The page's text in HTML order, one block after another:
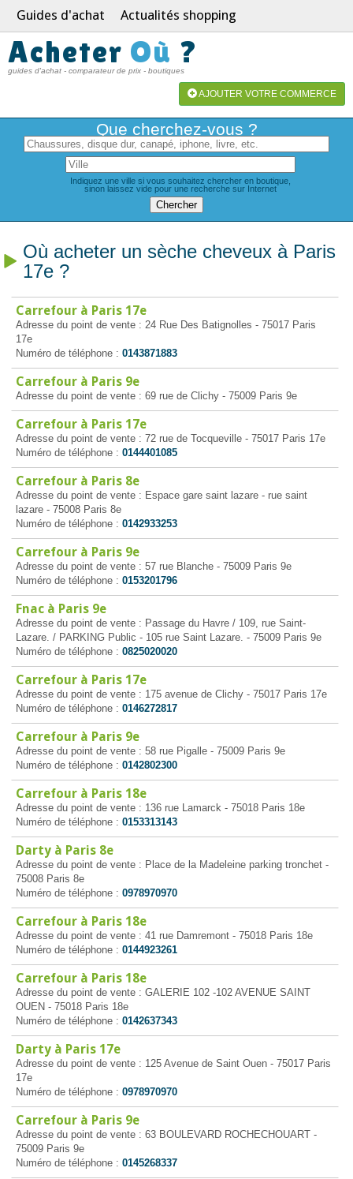
Guides d'achat Actualités shopping
Acheter Où ?
guides d'achat - comparateur de prix - boutiques
AJOUTER VOTRE COMMERCE
Que cherchez-vous ?
Indiquez une ville si vous souhaitez chercher en boutique,
sinon laissez vide pour une recherche sur Internet
Où acheter un sèche cheveux à Paris
17e ?
Carrefour à Paris 17e
Adresse du point de vente : 24 Rue Des Batignolles - 75017 Paris
17e
Numéro de téléphone : 0143871883
Carrefour à Paris 9e
Adresse du point de vente : 69 rue de Clichy - 75009 Paris 9e
Carrefour à Paris 17e
Adresse du point de vente : 72 rue de Tocqueville - 75017 Paris 17e
Numéro de téléphone : 0144401085
Carrefour à Paris 8e
Adresse du point de vente : Espace gare saint lazare - rue saint
lazare - 75008 Paris 8e
Numéro de téléphone : 0142933253
Carrefour à Paris 9e
Adresse du point de vente : 57 rue Blanche - 75009 Paris 9e
Numéro de téléphone : 0153201796
Fnac à Paris 9e
Adresse du point de vente : Passage du Havre / 109, rue Saint-
Lazare. / PARKING Public - 105 rue Saint Lazare. - 75009 Paris 9e
Numéro de téléphone : 0825020020
Carrefour à Paris 17e
Adresse du point de vente : 175 avenue de Clichy - 75017 Paris 17e
Numéro de téléphone : 0146272817
Carrefour à Paris 9e
Adresse du point de vente : 58 rue Pigalle - 75009 Paris 9e
Numéro de téléphone : 0142802300
Carrefour à Paris 18e
Adresse du point de vente : 136 rue Lamarck - 75018 Paris 18e
Numéro de téléphone : 0153313143
Darty à Paris 8e
Adresse du point de vente : Place de la Madeleine parking tronchet -
75008 Paris 8e
Numéro de téléphone : 0978970970
Carrefour à Paris 18e
Adresse du point de vente : 41 rue Damremont - 75018 Paris 18e
Numéro de téléphone : 0144923261
Carrefour à Paris 18e
Adresse du point de vente : GALERIE 102 -102 AVENUE SAINT
OUEN - 75018 Paris 18e
Numéro de téléphone : 0142637343
Darty à Paris 17e
Adresse du point de vente : 125 Avenue de Saint Ouen - 75017 Paris
17e
Numéro de téléphone : 0978970970
Carrefour à Paris 9e
Adresse du point de vente : 63 BOULEVARD ROCHECHOUART -
75009 Paris 9e
Numéro de téléphone : 0145268337